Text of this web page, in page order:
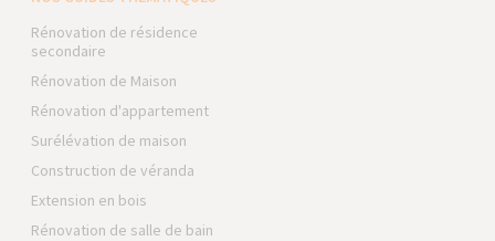
Rénovation de résidence
secondaire
Rénovation de Maison
Rénovation d'appartement
Surélévation de maison
Construction de véranda
Extension en bois
Rénovation de salle de bain